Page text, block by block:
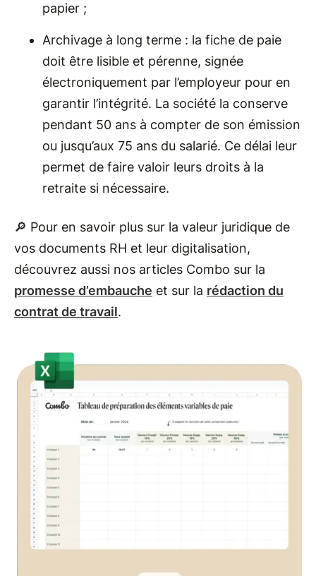
papier ;
Archivage à long terme : la fiche de paie
doit être lisible et pérenne, signée
électroniquement par l’employeur pour en
garantir l’intégrité. La société la conserve
pendant 50 ans à compter de son émission
ou jusqu’aux 75 ans du salarié. Ce délai leur
permet de faire valoir leurs droits à la
retraite si nécessaire.
🔎 Pour en savoir plus sur la valeur juridique de
vos documents RH et leur digitalisation,
découvrez aussi nos articles Combo sur la
promesse d’embauche et sur la rédaction du
contrat de travail.